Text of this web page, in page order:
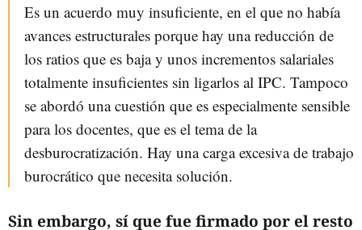
Es un acuerdo muy insuficiente, en el que no había
avances estructurales porque hay una reducción de
los ratios que es baja y unos incrementos salariales
totalmente insuficientes sin ligarlos al IPC. Tampoco
se abordó una cuestión que es especialmente sensible
para los docentes, que es el tema de la
desburocratización. Hay una carga excesiva de trabajo
burocrático que necesita solución.
Sin embargo, sí que fue firmado por el resto